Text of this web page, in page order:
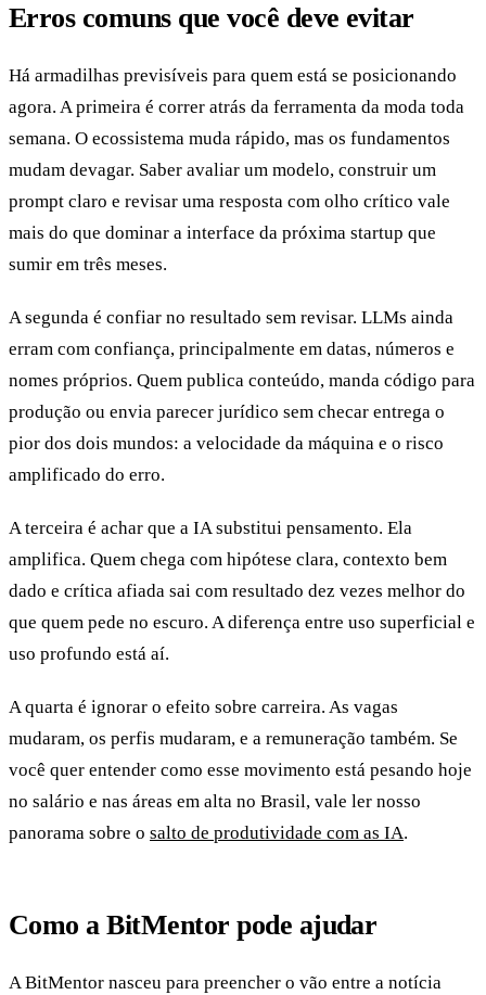
Erros comuns que você deve evitar
Há armadilhas previsíveis para quem está se posicionando
agora. A primeira é correr atrás da ferramenta da moda toda
semana. O ecossistema muda rápido, mas os fundamentos
mudam devagar. Saber avaliar um modelo, construir um
prompt claro e revisar uma resposta com olho crítico vale
mais do que dominar a interface da próxima startup que
sumir em três meses.
A segunda é confiar no resultado sem revisar. LLMs ainda
erram com confiança, principalmente em datas, números e
nomes próprios. Quem publica conteúdo, manda código para
produção ou envia parecer jurídico sem checar entrega o
pior dos dois mundos: a velocidade da máquina e o risco
amplificado do erro.
A terceira é achar que a IA substitui pensamento. Ela
amplifica. Quem chega com hipótese clara, contexto bem
dado e crítica afiada sai com resultado dez vezes melhor do
que quem pede no escuro. A diferença entre uso superficial e
uso profundo está aí.
A quarta é ignorar o efeito sobre carreira. As vagas
mudaram, os perfis mudaram, e a remuneração também. Se
você quer entender como esse movimento está pesando hoje
no salário e nas áreas em alta no Brasil, vale ler nosso
panorama sobre o salto de produtividade com as IA.
Como a BitMentor pode ajudar
A BitMentor nasceu para preencher o vão entre a notícia